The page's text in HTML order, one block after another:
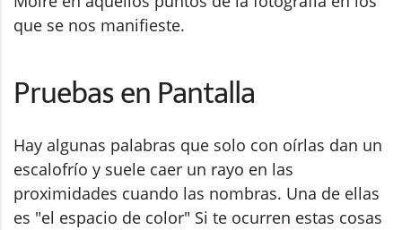
que se nos manifieste.
Pruebas en Pantalla
Hay algunas palabras que solo con oírlas dan un
escalofrío y suele caer un rayo en las
proximidades cuando las nombras. Una de ellas
es "el espacio de color" Si te ocurren estas cosas